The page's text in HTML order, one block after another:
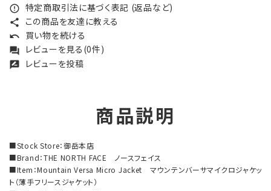
error_outline 特定商取引法に基づく表記 (返品など)
share この商品を友達に教える
undo 買い物を続ける
forum レビューを見る(0件)
rate_review レビューを投稿
商品説明
■Stock Store：御岳本店
■Brand：THE NORTH FACE ノースフェイス
■Item：Mountain Versa Micro Jacket マウンテンバーサマイクロジャケッ
ト（薄手フリースジャケット）